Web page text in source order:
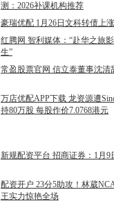
测：2026补课机构推荐
豪瑞优配 1月26日文科转债上
红腾网 智利媒体：“赴华之旅
生”
常盈股票官网 信立泰董事沈清
万店优配APP下载 龙资源遭
持80万股 每股作价7.0768港元
新规配资平台 招商证券：1月9
配资开户 23分5助攻！林葳
王实力惊艳全场